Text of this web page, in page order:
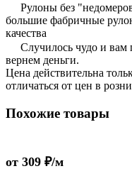
Рулоны без
большие фабричные
качества
Случилось чудо и вам
вернем деньги.
Цена действительна
отличаться от цен в
Похожие товары
от 309 ₽/м